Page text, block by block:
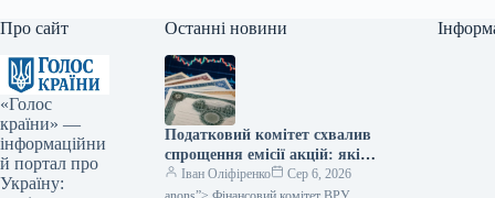
Про сайт
«Голос
країни» —
інформаційни
й портал про
Україну:
Останні новини
Податковий комітет схвалив
спрощення емісії акцій: які
зміни очікуються — Мінфін
Іван Оліфіренко
Сер 6, 2026